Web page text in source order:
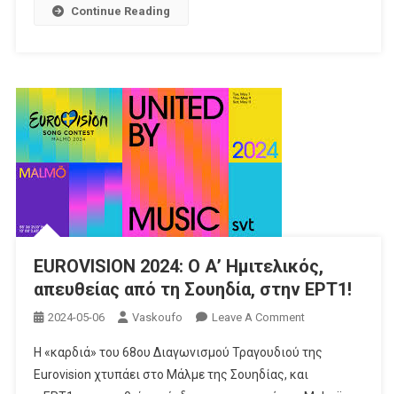
Continue Reading
EUROVISION 2024: Ο Α’ Ημιτελικός,
απευθείας από τη Σουηδία, στην ΕΡΤ1!
2024-05-06 Vaskoufo Leave A CommentOn
2024:
Ο
Η «καρδιά» του 68ου Διαγωνισμού Τραγουδιού της
Eurovision χτυπάει στο Μάλμε της Σουηδίας, και